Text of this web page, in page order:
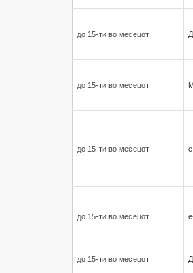
до 15-ти во месецот
до 15-ти во месецот
до 15-ти во месецот
до 15-ти во месецот
до 15-ти во месецот